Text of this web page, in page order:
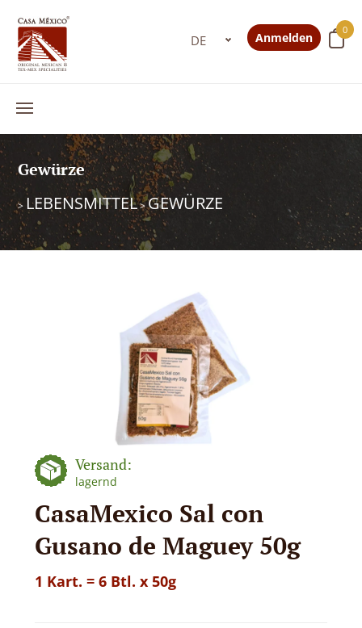
0
Anmelden
Gewürze
> LEBENSMITTEL>GEWÜRZE
Versand:
lagernd
CasaMexico Sal con
Gusano de Maguey 50g
1 Kart. = 6 Btl. x 50g